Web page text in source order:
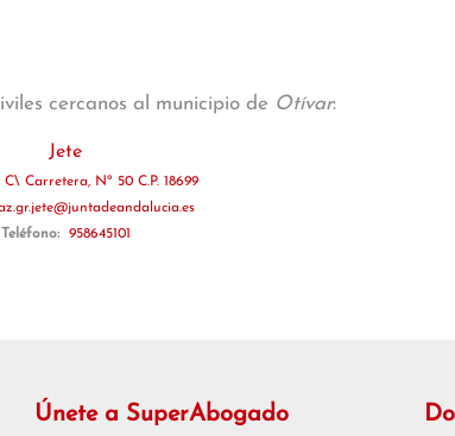
cercanos al municipio de Otívar:
Jete
C\ Carretera, Nº 50 C.P. 18699
Teléfono:
958645101
Únete a SuperAbogado